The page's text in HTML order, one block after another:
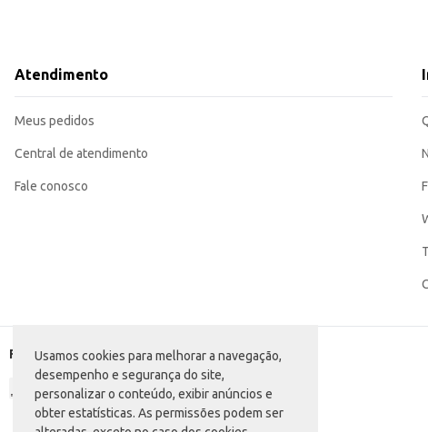
Usamos cookies para melhorar a navegação,
desempenho e segurança do site,
personalizar o conteúdo, exibir anúncios e
obter estatísticas. As permissões podem ser
Combina bem com carnes vermelhas grelhadas, queijos maturados e pratos da
Para uma experiência completa, sirva em taças de vinho tinto.
requinte que seus clientes apreciam.
Atendimento
Meus pedidos
Central de atendimento
Fale conosco
Formas de pagamento